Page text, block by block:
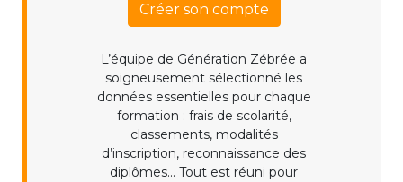
Créer son compte
L’équipe de Génération Zébrée a
soigneusement sélectionné les
données essentielles pour chaque
formation : frais de scolarité,
classements, modalités
d’inscription, reconnaissance des
diplômes... Tout est réuni pour